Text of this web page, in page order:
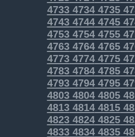
473347344735
474347444745
475347544755
476347644765
477347744775
478347844785
479347944795
480348044805
481348144815
482348244825
483348344835